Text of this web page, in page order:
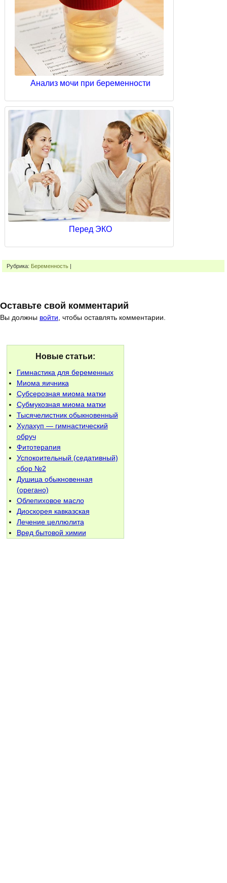
Анализ мочи при беременности
Перед ЭКО
Рубрика: Беременность |
Оставьте свой комментарий
Вы должны войти , чтобы оставлять комментарии.
Новые статьи:
Гимнастика для беременных
Миома яичника
Субсерозная миома матки
Субмукозная миома матки
Тысячелистник обыкновенный
Хулахуп — гимнастический
обруч
Фитотерапия
Успокоительный (седативный)
сбор №2
Душица обыкновенная
(орегано)
Облепиховое масло
Диоскорея кавказская
Лечение целлюлита
Вред бытовой химии